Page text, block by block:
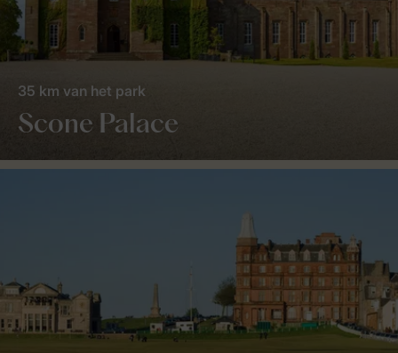
Scone Palace
35 km van het park